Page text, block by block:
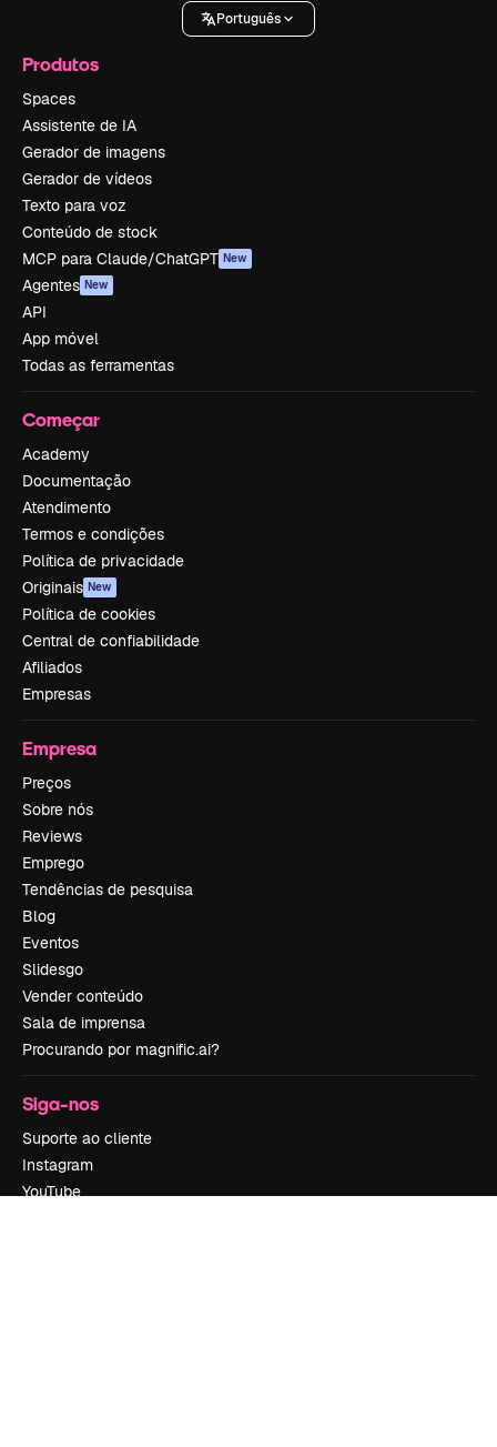
Português
Produtos
Spaces
Assistente de IA
Gerador de imagens
Gerador de vídeos
Texto para voz
Conteúdo de stock
MCP para Claude/ChatGPT New
Agentes New
API
App móvel
Todas as ferramentas
Começar
Academy
Documentação
Atendimento
Termos e condições
Política de privacidade
Originais New
Política de cookies
Central de confiabilidade
Afiliados
Empresas
Empresa
Preços
Sobre nós
Reviews
Emprego
Tendências de pesquisa
Blog
Eventos
Slidesgo
Vender conteúdo
Sala de imprensa
Procurando por magnific.ai?
Siga-nos
Suporte ao cliente
Instagram
YouTube